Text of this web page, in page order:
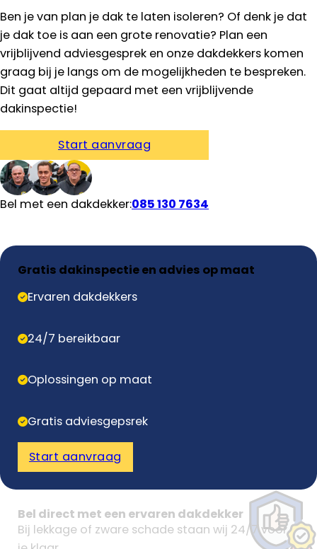
Ben je van plan je dak te laten isoleren? Of denk je dat
je dak toe is aan een grote renovatie? Plan een
vrijblijvend adviesgesprek en onze dakdekkers komen
graag bij je langs om de mogelijkheden te bespreken.
Dit gaat altijd gepaard met een vrijblijvende
dakinspectie!
Start aanvraag
Bel met een dakdekker:085 130 7634
Gratis dakinspectie en advies op maat
Ervaren dakdekkers
24/7 bereikbaar
Oplossingen op maat
Gratis adviesgepsrek
Start aanvraag
Bel direct met een ervaren dakdekker
Bij lekkage of zware schade staan wij 24/7 voor